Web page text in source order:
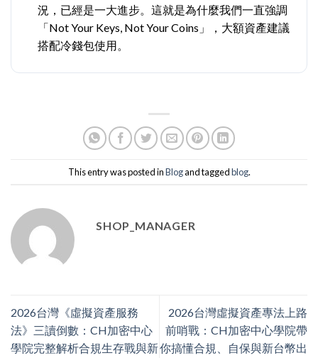
況，已經是一大進步。這就是為什麼我們一直強調
「Not Your Keys, Not Your Coins」，大額資產建議
搭配冷錢包使用。
This entry was posted inBlogand taggedblog.
SHOP_MANAGER
2026台灣《虛擬資產服務
法》三讀倒數：CH加密中心
學院完整解析合規生存戰與新
2026台灣虛擬資產專法上路
前哨戰：CH加密中心學院帶
你搞懂合規、自保與新台幣出